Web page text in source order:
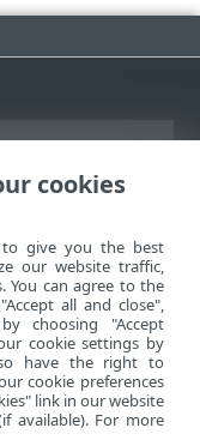
ESET
cookies
give you the best
our website traffic,
You can agree to the
all and close",
choosing "Accept
cookie settings by
have the right to
cookie preferences
link in our website
available). For more